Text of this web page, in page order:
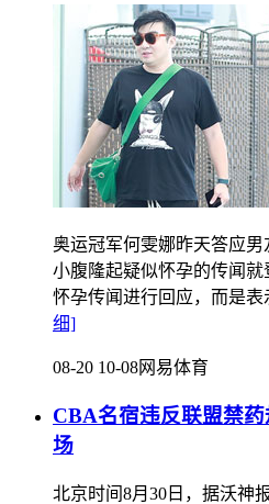
奥运冠军何雯娜昨天答应
小腹隆起疑似怀孕的传闻
怀孕传闻进行回应，而是表
细]
08-20 10-08网易体育
CBA名宿违反联盟禁
场
北京时间8月30日，据沃神